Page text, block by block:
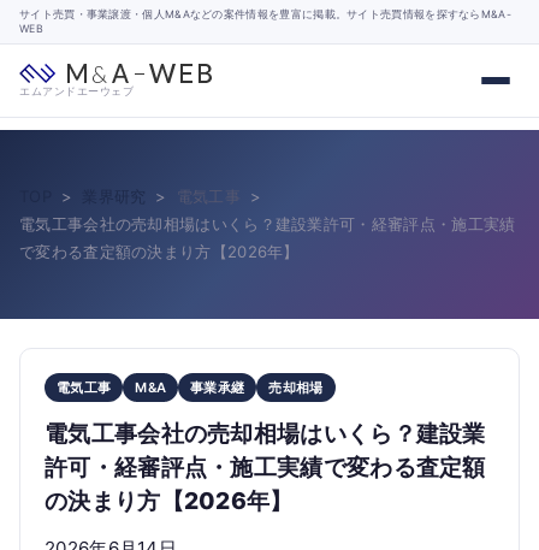
サイト売買・事業譲渡・個人M&Aなどの案件情報を豊富に掲載。サイト売買情報を探すならM&A-
WEB
エムアンドエーウェブ
業界研究
電気工事
電気工事会社の売却相場はいくら？建設業許可・経審評点・施工実績
で変わる査定額の決まり方【2026年】
電気工事 M&A 事業承継 売却相場
電気工事会社の売却相場はいくら？建設業
許可・経審評点・施工実績で変わる査定額
の決まり方【2026年】